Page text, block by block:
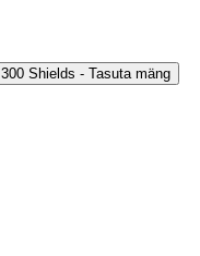
300 Shields - Tasuta mäng